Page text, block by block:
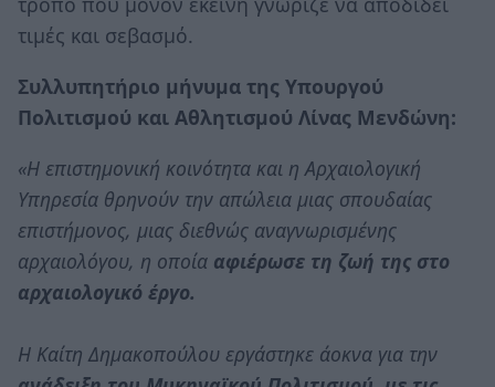
τιμές και σεβασμό.
Συλλυπητήριο μήνυμα της Υπουργού
Πολιτισμού και Αθλητισμού Λίνας Μενδώνη:
«Η επιστημονική κοινότητα και η Αρχαιολογική
Υπηρεσία θρηνούν την απώλεια μιας σπουδαίας
επιστήμονος, μιας διεθνώς αναγνωρισμένης
αρχαιολόγου, η οποία αφιέρωσε τη ζωή της στο
αρχαιολογικό έργο.
Η Καίτη Δημακοπούλου εργάστηκε άοκνα για την